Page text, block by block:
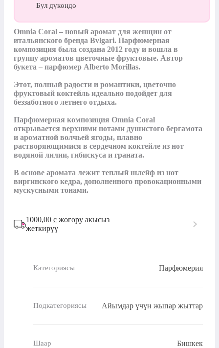
Бул дүкөндө
Omnia Coral – новый аромат для женщин от
итальянского бренда Bvlgari. Парфюмерная
композиция была создана 2012 году и вошла в
группу ароматов цветочные фруктовые. Автор
букета – парфюмер Alberto Morillas.
Этот, полный радости и романтики, цветочно
фруктовый коктейль идеально подойдет для
беззаботного летнего отдыха.
Парфюмерная композиция Omnia Coral
открывается верхними нотами душистого бергамота
и ароматной волчьей ягоды, плавно
растворяющимися в сердечном коктейле из нот
водяной лилии, гибискуса и граната.
В основе аромата лежит теплый шлейф из нот
виргинского кедра, дополненного провокационными
мускусными тонами.
1000,00 с жогору акысыз
жеткирүү
Категориясы Парфюмерия
Подкатегориясы Айымдар үчүн жыпар жыттар
Шаар Бишкек